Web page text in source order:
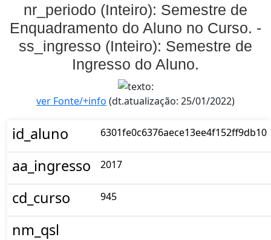
nr_periodo (Inteiro): Semestre de
Enquadramento do Aluno no Curso. -
ss_ingresso (Inteiro): Semestre de
Ingresso do Aluno.
ver Fonte/+info (dt.atualização: 25/01/2022)
id_aluno 6301fe0c6376aece13ee4f152ff9db10
aa_ingresso 2017
cd_curso 945
nm_qsl